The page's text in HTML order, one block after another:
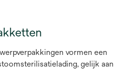
vormen een
gelijk aan